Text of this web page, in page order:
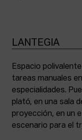
LANTEGIA
Espacio
tareas manuales
especialidades.
plató, en una sala
proyección, en un
escenario para el